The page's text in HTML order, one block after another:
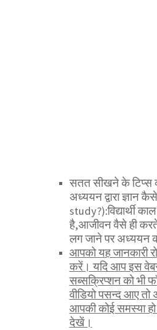
सतत सीखने के टिप्स
अध्ययन द्वारा
study?):विद्यार्थी
है,आजीवन वैसे ही
लग जाने पर अध्ययन
आपको यह जानकारी
करें। यदि आप इस
सब्सक्रिप्शन को भी
वीडियो पसन्द आए
आपकी कोई समस्या
देखें।